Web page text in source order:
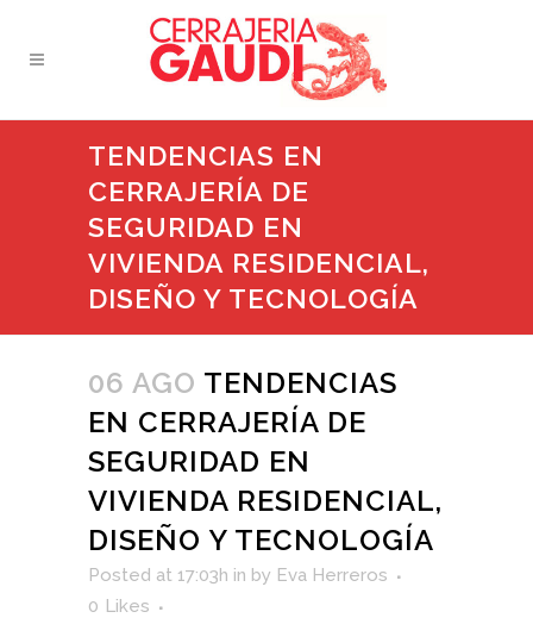
TENDENCIAS EN
CERRAJERÍA DE
SEGURIDAD EN
VIVIENDA RESIDENCIAL,
DISEÑO Y TECNOLOGÍA
06 AGO TENDENCIAS
EN CERRAJERÍA DE
SEGURIDAD EN
VIVIENDA RESIDENCIAL,
DISEÑO Y TECNOLOGÍA
Posted at 17:03h in by Eva Herreros
0 Likes